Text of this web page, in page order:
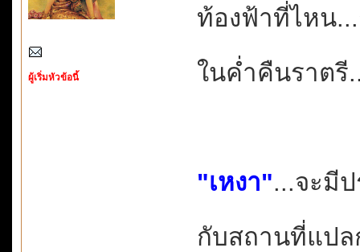
ผู้เริ่มหัวข้อนี้
ท้องฟ้าที่ไหน
ในค่ำคืนราตรี
"เหงา"...จะมี
กับสถานที่แป